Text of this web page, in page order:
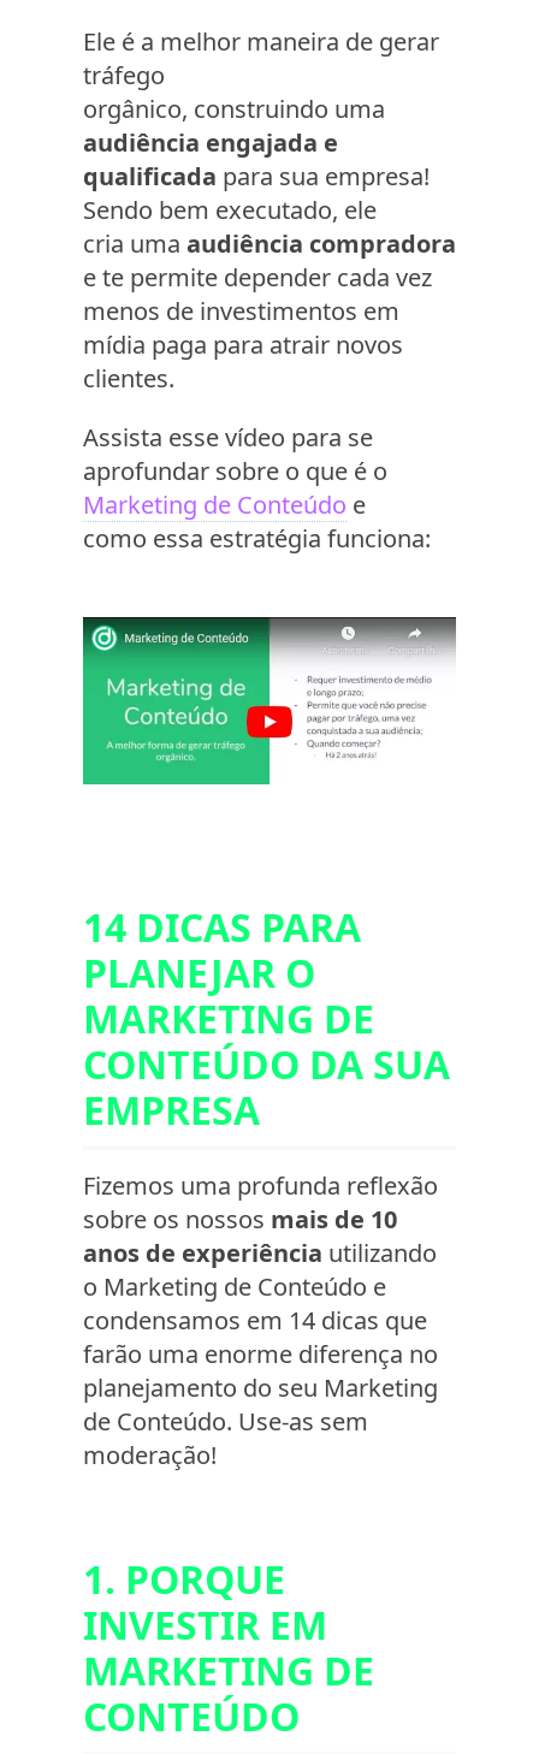
Ele é a melhor maneira de gerar
tráfego
orgânico, construindo uma
audiência engajada e
qualificada para sua empresa!
Sendo bem executado, ele
cria uma audiência compradora
e te permite depender cada vez
menos de investimentos em
mídia paga para atrair novos
clientes.
Assista esse vídeo para se
aprofundar sobre o que é o
Marketing de Conteúdo e
como essa estratégia funciona:
14 DICAS PARA
PLANEJAR O
MARKETING DE
CONTEÚDO DA SUA
EMPRESA
Fizemos uma profunda reflexão
sobre os nossos mais de 10
anos de experiência utilizando
o Marketing de Conteúdo e
condensamos em 14 dicas que
farão uma enorme diferença no
planejamento do seu Marketing
de Conteúdo. Use-as sem
moderação!
1. PORQUE
INVESTIR EM
MARKETING DE
CONTEÚDO